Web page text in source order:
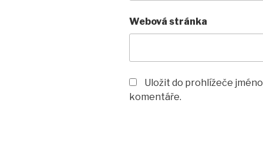
Webová stránka
Uložit do prohlížeče
komentáře.